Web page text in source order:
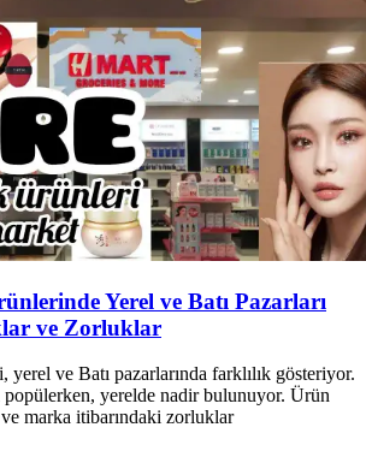
Yerel ve Batı Pazarları
ve Zorluklar
ve Batı pazarlarında farklılık gösteriyor.
popülerken, yerelde nadir bulunuyor. Ürün
marka itibarındaki zorluklar